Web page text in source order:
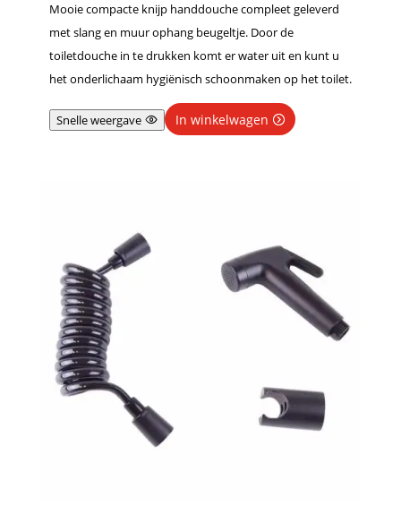
Mooie compacte knijp handdouche compleet geleverd
met slang en muur ophang beugeltje. Door de
toiletdouche in te drukken komt er water uit en kunt u
het onderlichaam hygiënisch schoonmaken op het toilet.
Snelle weergave In winkelwagen